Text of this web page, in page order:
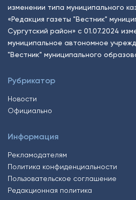
изменении типа муниципального
«Редакция газеты "Вестник"
Сургутский район» с 01.07.2024
муниципальное автономное
"Вестник" муниципального
Рубрикатор
Новости
Официально
Информация
Рекламодателям
Политика конфиденциальности
Пользовательское соглашение
Редакционная политика